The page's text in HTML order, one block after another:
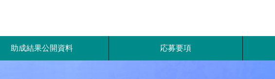
助成結果公開資料 応募要項